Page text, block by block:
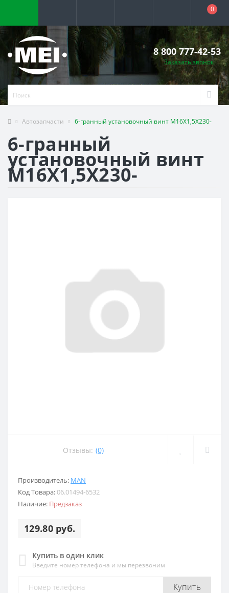
0
8 800 777-42-53
Заказать звонок
Автозапчасти 6-гранный установочный винт M16X1,5X230-
6-гранный
установочный винт
M16X1,5X230-
Отзывы: (0)
Производитель: MAN
Код Товара:06.01494-6532
Наличие: Предзаказ
129.80 руб.
Купить в один клик
Введите номер телефона и мы перезвоним
Купить